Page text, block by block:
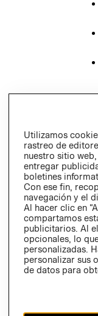
Colombia ($)
CAMBIAR REGIÓN
Utilizamos
rastreo de
nuestro sitio
entregar
boletines
Con ese fin,
navegación y el
Al hacer clic en
compartamos
publicitarios. Al
opcionales, lo
personalizadas.
personalizar sus
de datos para